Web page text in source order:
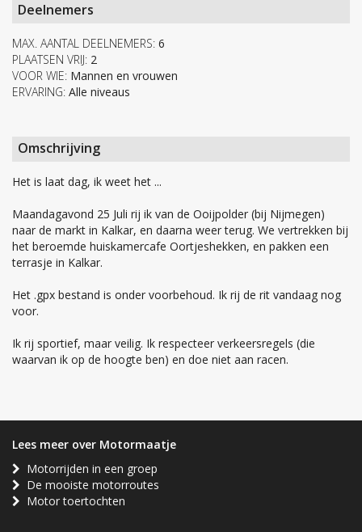
Deelnemers
MAX. AANTAL DEELNEMERS: 6
PLAATSEN VRIJ: 2
VOOR WIE: Mannen en vrouwen
ERVARING: Alle niveaus
Omschrijving
Het is laat dag, ik weet het ...
Maandagavond 25 Juli rij ik van de Ooijpolder (bij Nijmegen)
naar de markt in Kalkar, en daarna weer terug. We vertrekken bij
het beroemde huiskamercafe Oortjeshekken, en pakken een
terrasje in Kalkar.
Het .gpx bestand is onder voorbehoud. Ik rij de rit vandaag nog
voor.
Ik rij sportief, maar veilig. Ik respecteer verkeersregels (die
waarvan ik op de hoogte ben) en doe niet aan racen.
Lees meer over Motormaatje
Motorrijden in een groep
De mooiste motorroutes
Motor toertochten